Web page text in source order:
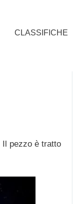
CLASSIFICHE
Il pezzo è tratto